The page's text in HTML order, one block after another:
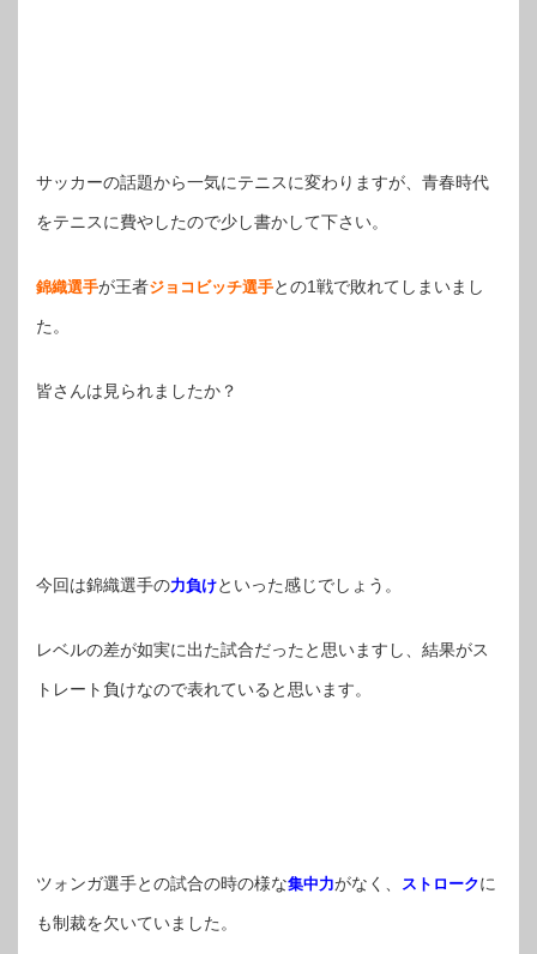
サッカーの話題から一気にテニスに変わりますが、青春時代
をテニスに費やしたので少し書かして下さい。
錦織選手が王者ジョコビッチ選手との1戦で敗れてしまいまし
た。
皆さんは見られましたか？
今回は錦織選手の力負けといった感じでしょう。
レベルの差が如実に出た試合だったと思いますし、結果がス
トレート負けなので表れていると思います。
ツォンガ選手との試合の時の様な集中力がなく、 ストロークに
も制裁を欠いていました。